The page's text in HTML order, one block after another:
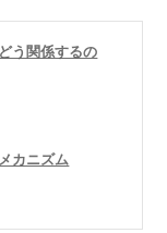
う関係するの
カニズム